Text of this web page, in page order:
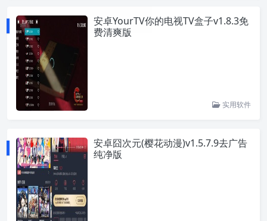
安卓YourTV你的电视TV盒子v1.8.3免
费清爽版
实用软件
安卓囧次元(樱花动漫)v1.5.7.9去广告
纯净版